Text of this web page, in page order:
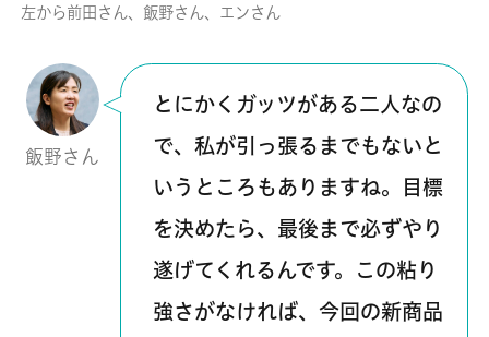
左から前田さん、飯野さん、エンさん
飯野さん
とにかくガッツがある二人なの
で、私が引っ張るまでもないと
いうところもありますね。目標
を決めたら、最後まで必ずやり
遂げてくれるんです。この粘り
強さがなければ、今回の新商品